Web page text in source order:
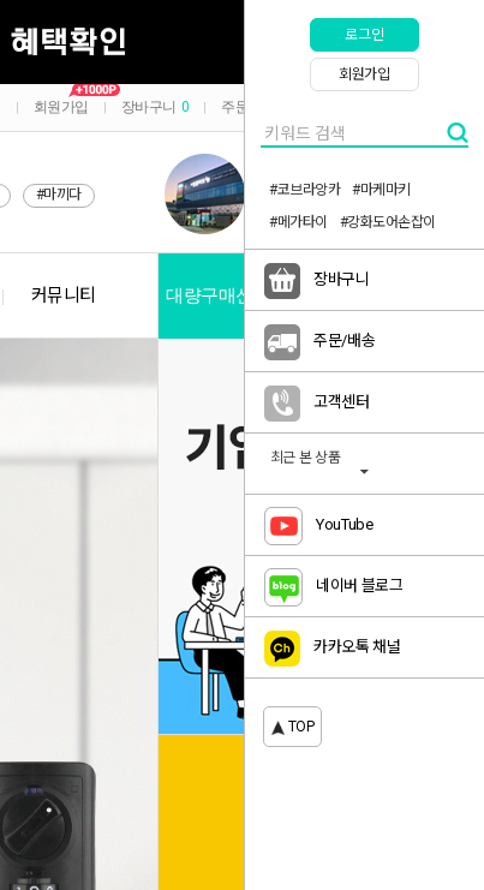
회원가입 장바구니 0 주문/배송
#마끼다
커뮤니티 대량구매신청
로그인
회원가입
#코브라앙카
#마케마키
#메가타이
#강화도어손잡이
장바구니
주문/배송
고객센터
최근 본 상품
YouTube
네이버 블로그
카카오톡 채널
TOP